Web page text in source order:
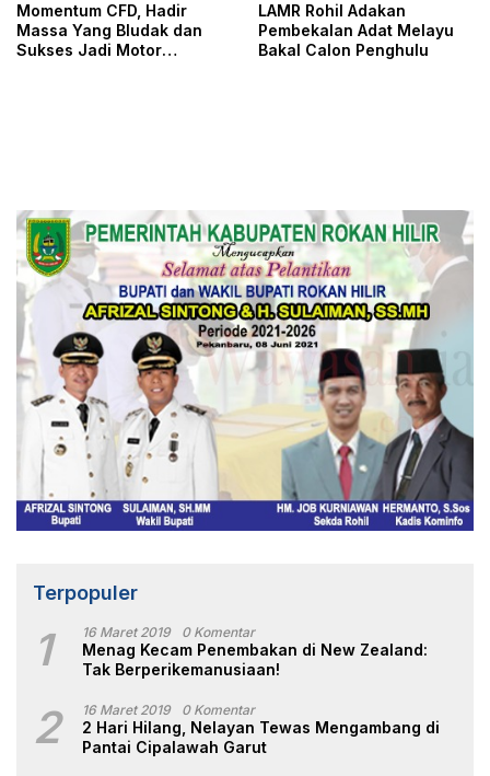
Momentum CFD, Hadir
Massa Yang Bludak dan
Sukses Jadi Motor
LAMR Rohil Adakan
Pembekalan Adat Melayu
Bakal Calon Penghulu
Terpopuler
1 16 Maret 2019 0 Komentar
Menag Kecam Penembakan di New Zealand:
Tak Berperikemanusiaan!
2 16 Maret 2019 0 Komentar
2 Hari Hilang, Nelayan Tewas Mengambang di
Pantai Cipalawah Garut